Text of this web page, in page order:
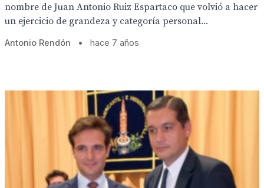
nombre de Juan Antonio Ruiz Espartaco que volvió a hacer
un ejercicio de grandeza y categoría personal...
Antonio Rendón • hace 7 años